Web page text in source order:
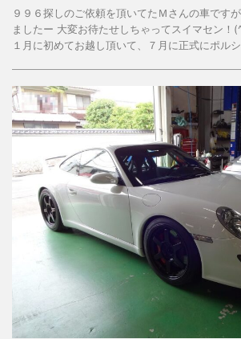
９９６探しのご依頼を頂いてたＭさんの車です
ましたー 大変お待たせしちゃってスイマセン
１月に初めてお越し頂いて、７月に正式にポル